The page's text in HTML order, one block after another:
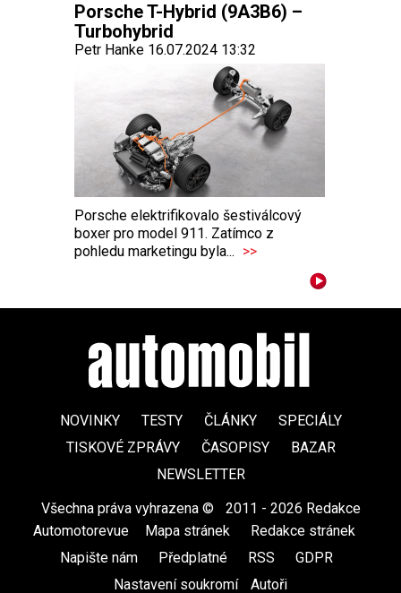
Porsche T-Hybrid (9A3B6) –
Turbohybrid
Petr Hanke 16.07.2024 13:32
Porsche elektrifikovalo šestiválcový
boxer pro model 911. Zatímco z
pohledu marketingu byla... >>
NOVINKY TESTY ČLÁNKY
SPECIÁLY
TISKOVÉ ZPRÁVY
ČASOPISY
BAZAR
NEWSLETTER
Všechna práva vyhrazena ©
2011 - 2026 Redakce
Automotorevue
Mapa stránek Redakce stránek
Napište nám
Předplatné RSS GDPR
Nastavení soukromí
Autoři